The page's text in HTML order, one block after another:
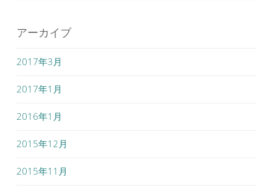
アーカイブ
2017年3月
2017年1月
2016年1月
2015年12月
2015年11月